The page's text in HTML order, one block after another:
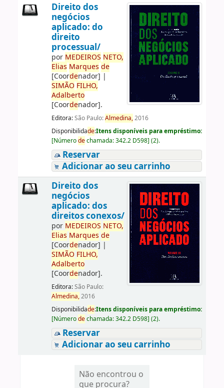
Direito dos
negócios
aplicado: do
direito
processual/
por MEDEIROS NETO,
Elias Marques de
[Coordenador] |
SIMÃO FILHO,
Adalberto
[Coordenador].
Editora:São Paulo:Almedina,2016
Disponibilidade:Itens disponíveis para empréstimo:
[Númerodechamada:342.2 D598] (2).
Reservar
Adicionar ao seu carrinho
Direito dos
negócios
aplicado: dos
direitos conexos/
por MEDEIROS NETO,
Elias Marques de
[Coordenador] |
SIMÃO FILHO,
Adalberto
[Coordenador].
Editora:São Paulo:
Almedina,2016
Disponibilidade:Itens disponíveis para empréstimo:
[Númerodechamada:342.2 D598] (2).
Reservar
Adicionar ao seu carrinho
Não encontrou o
que procura?